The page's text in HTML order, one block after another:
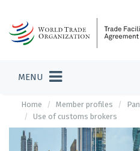
MENU
Home Member profiles
Use of customs brokers